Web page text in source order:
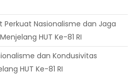
Perkuat Nasionalisme dan Jaga
HUT Ke-81 RI
dan Kondusivitas
HUT Ke-81 RI